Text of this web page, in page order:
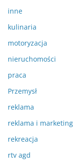
inne
kulinaria
motoryzacja
nieruchomości
praca
Przemysł
reklama
reklama i marketing
rekreacja
rtv agd